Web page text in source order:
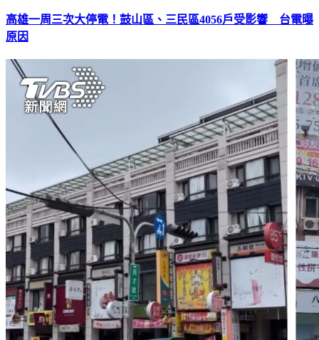
高雄一周三次大停電！鼓山區、三民區4056戶受影響 台電曝
原因